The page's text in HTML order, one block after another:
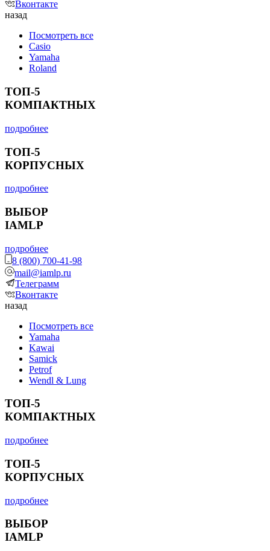
Вконтакте
назад
Посмотреть все
Casio
Yamaha
Roland
ТОП-5
КОМПАКТНЫХ
подробнее
ТОП-5
КОРПУСНЫХ
подробнее
ВЫБОР
IAMLP
подробнее
8 (800) 700-41-98
mail@iamlp.ru
Телеграмм
Вконтакте
назад
Посмотреть все
Yamaha
Kawai
Samick
Petrof
Wendl & Lung
ТОП-5
КОМПАКТНЫХ
подробнее
ТОП-5
КОРПУСНЫХ
подробнее
ВЫБОР
IAMLP